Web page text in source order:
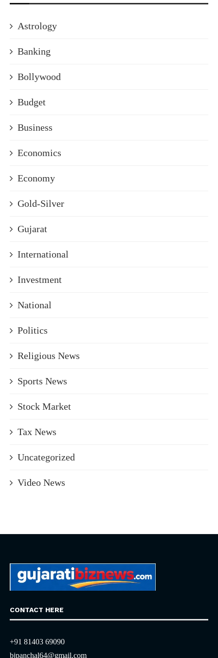
Astrology
Banking
Bollywood
Budget
Business
Economics
Economy
Gold-Silver
Gujarat
International
Investment
National
Politics
Religious News
Sports News
Stock Market
Tax News
Uncategorized
Video News
CONTACT HERE
+91 81403 69090
bjpanchal64@gmail.com